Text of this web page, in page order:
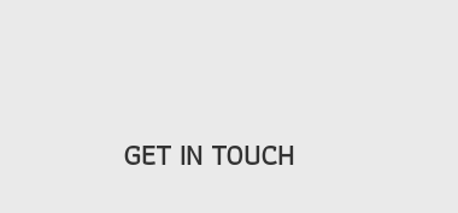
GET IN TOUCH